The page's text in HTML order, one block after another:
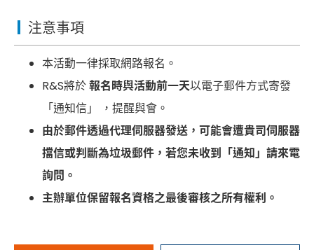
注意事項
本活動一律採取網路報名。
R&S將於報名時與活動前一天以電子郵件方式寄發
「通知信」 ，提醒與會。
由於郵件透過代理伺服器發送，可能會遭貴司伺服器
擋信或判斷為垃圾郵件，若您未收到「通知」請來電
詢問。
主辦單位保留報名資格之最後審核之所有權利。